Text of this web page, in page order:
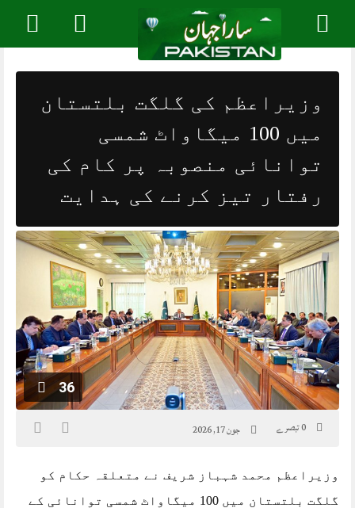
content
وزیراعظم کی گلگت بلتستان
میں 100 میگاواٹ شمسی
توانائی منصوبہ پر کام کی
رفتار تیز کرنے کی ہدایت
36
جون 17, 2026
وزیراعظم محمد شہباز شریف نے متعلقہ حکام کو
گلگت بلتستان میں 100 میگاواٹ شمسی توانائی کے